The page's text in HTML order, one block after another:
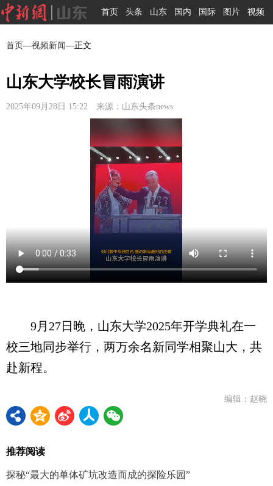
首页 头条 山东 国内 国际 图片 视频
首页—视频新闻—正文
山东大学校长冒雨演讲
2025年09月28日 15:22 来源：山东头条news
9月27日晚，山东大学2025年开学典礼在一
校三地同步举行，两万余名新同学相聚山大，共
赴新程。
编辑：赵晓
推荐阅读
探秘“最大的单体矿坑改造而成的探险乐园”